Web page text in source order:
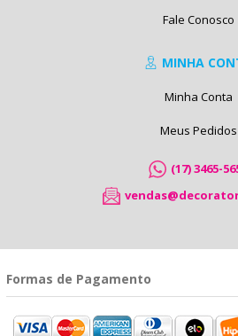
Fale Conosco
MINHA
Minha Conta
Meus Pedidos
(17) 3465-
Formas de Pagamento